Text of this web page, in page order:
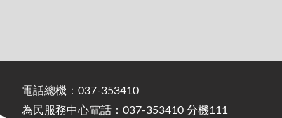
電話總機：037-353410
為民服務中心電話：037-353410 分機111